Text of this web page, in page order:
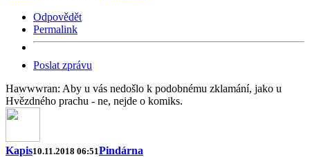
Odpovědět
Permalink
Poslat zprávu
Hawwwran: Aby u vás nedošlo k podobnému zklamání, jako u
Hvězdného prachu - ne, nejde o komiks.
Kapis10.11.2018 06:51Pindárna